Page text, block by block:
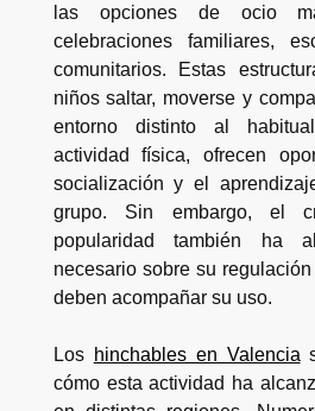
las opciones de ocio
celebraciones familiares,
comunitarios. Estas
niños saltar, moverse y
entorno distinto al
actividad física, ofrecen
socialización y el
grupo. Sin embargo, el
popularidad también ha
necesario sobre su
deben acompañar su uso.
Los hinchables en Valencia
cómo esta actividad ha